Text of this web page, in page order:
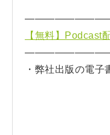
【無料】Podcast
・弊社出版の電